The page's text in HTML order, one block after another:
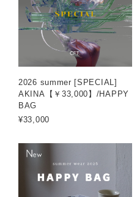
2026 summer [SPECIAL]
AKINA【￥33,000】/HAPPY
BAG
¥33,000